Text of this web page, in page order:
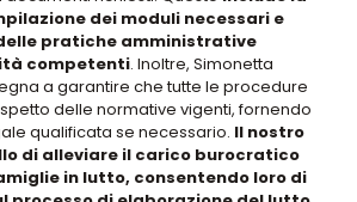
dei moduli necessari e
pratiche amministrative
competenti. Inoltre, Simonetta
a garantire che tutte le procedure
delle normative vigenti, fornendo
qualificata se necessario. Il nostro
di alleviare il carico burocratico
in lutto, consentendo loro di